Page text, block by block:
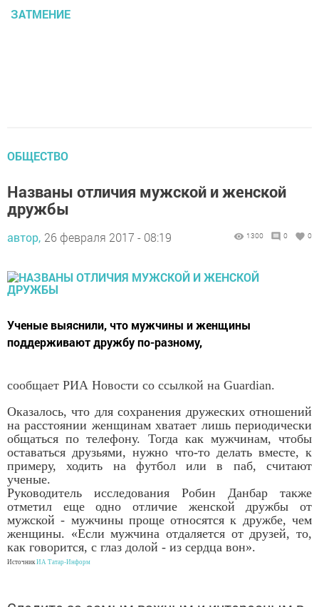
ЗАТМЕНИЕ
ОБЩЕСТВО
Названы отличия мужской и женской
дружбы
автор, 26 февраля 2017 - 08:19 1300 0 0
Ученые выяснили, что мужчины и женщины
поддерживают дружбу по-разному,
сообщает РИА Новости со ссылкой на Guardian.
Оказалось, что для сохранения дружеских отношений
на расстоянии женщинам хватает лишь периодически
общаться по телефону. Тогда как мужчинам, чтобы
оставаться друзьями, нужно что-то делать вместе, к
примеру, ходить на футбол или в паб, считают
ученые.
Руководитель исследования Робин Данбар также
отметил еще одно отличие женской дружбы от
мужской - мужчины проще относятся к дружбе, чем
женщины. «Если мужчина отдаляется от друзей, то,
как говорится, с глаз долой - из сердца вон».
ИсточникИА Татар-Информ